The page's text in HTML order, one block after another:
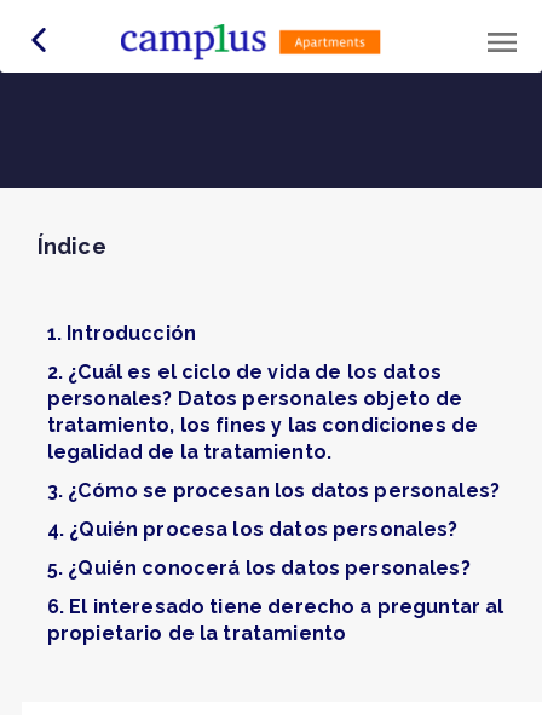
Índice
1. Introducción
2. ¿Cuál es el ciclo de vida de los datos
personales? Datos personales objeto de
tratamiento, los fines y las condiciones de
legalidad de la tratamiento.
3. ¿Cómo se procesan los datos personales?
4. ¿Quién procesa los datos personales?
5. ¿Quién conocerá los datos personales?
6. El interesado tiene derecho a preguntar al
propietario de la tratamiento